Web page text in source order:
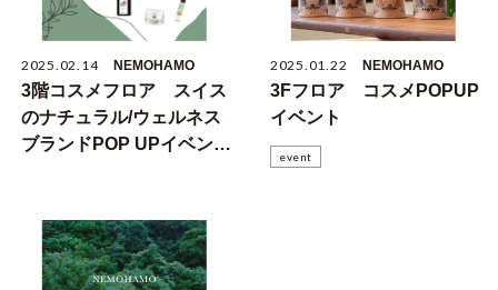
2025.02.14 NEMOHAMO
3階コスメフロア スイス
のナチュラル/ウェルネス
ブランドPOP UPイベント
2025.01.22 NEMOHAMO
3Fフロア コスメPOPUP
イベント
event